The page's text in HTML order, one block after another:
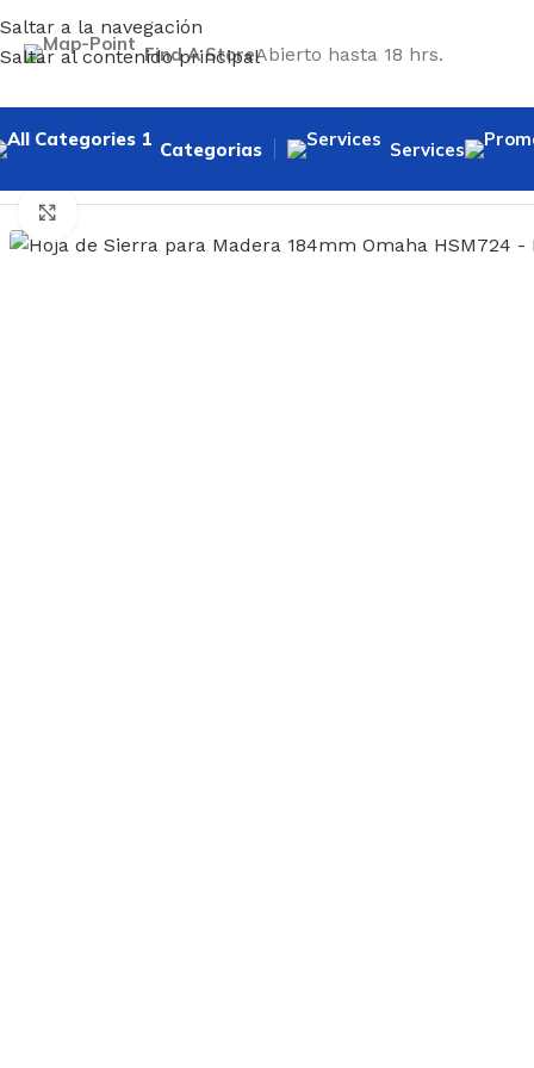
Saltar a la navegación
Saltar al contenido principal
Find A StoreAbierto hasta 18 hrs.
Categorias Services